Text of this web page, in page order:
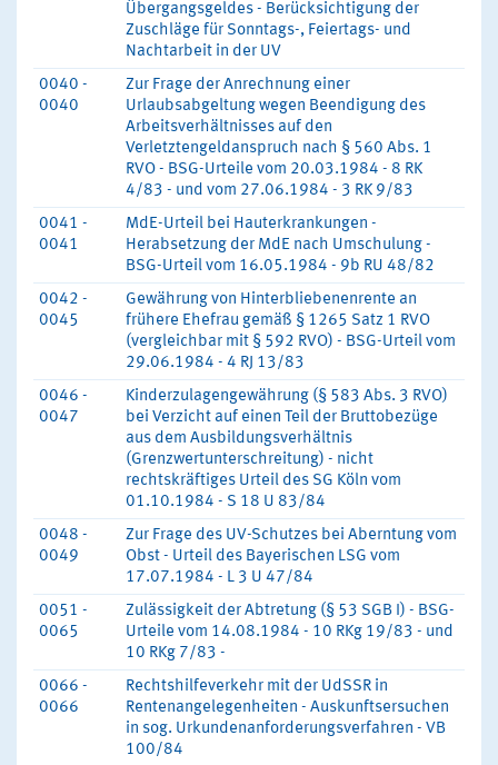
Übergangsgeldes - Berücksichtigung der
Zuschläge für Sonntags-, Feiertags- und
Nachtarbeit in der UV
0040 -
0040
Zur Frage der Anrechnung einer
Urlaubsabgeltung wegen Beendigung des
Arbeitsverhältnisses auf den
Verletztengeldanspruch nach § 560 Abs. 1
RVO - BSG-Urteile vom 20.03.1984 - 8 RK
4/83 - und vom 27.06.1984 - 3 RK 9/83
0041 -
0041
MdE-Urteil bei Hauterkrankungen -
Herabsetzung der MdE nach Umschulung -
BSG-Urteil vom 16.05.1984 - 9b RU 48/82
0042 -
0045
Gewährung von Hinterbliebenenrente an
frühere Ehefrau gemäß § 1265 Satz 1 RVO
(vergleichbar mit § 592 RVO) - BSG-Urteil vom
29.06.1984 - 4 RJ 13/83
0046 -
0047
Kinderzulagengewährung (§ 583 Abs. 3 RVO)
bei Verzicht auf einen Teil der Bruttobezüge
aus dem Ausbildungsverhältnis
(Grenzwertunterschreitung) - nicht
rechtskräftiges Urteil des SG Köln vom
01.10.1984 - S 18 U 83/84
0048 -
0049
Zur Frage des UV-Schutzes bei Aberntung vom
Obst - Urteil des Bayerischen LSG vom
17.07.1984 - L 3 U 47/84
0051 -
0065
Zulässigkeit der Abtretung (§ 53 SGB I) - BSG-
Urteile vom 14.08.1984 - 10 RKg 19/83 - und
10 RKg 7/83 -
0066 -
0066
Rechtshilfeverkehr mit der UdSSR in
Rentenangelegenheiten - Auskunftsersuchen
in sog. Urkundenanforderungsverfahren - VB
100/84